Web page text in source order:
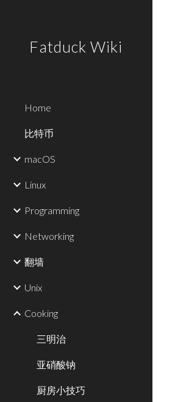
Fatduck Wiki
Home
比特币
macOS
Linux
Programming
Networking
翻墙
Unix
Cooking
三明治
亚硝酸钠
厨房小技巧